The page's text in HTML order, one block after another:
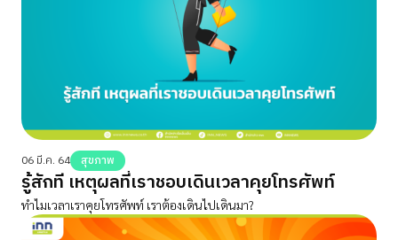
06 มี.ค. 64 สุขภาพ
รู้สักที เหตุผลที่เราชอบเดินเวลาคุยโทรศัพท์
ทำไมเวลาเราคุยโทรศัพท์ เราต้องเดินไปเดินมา?